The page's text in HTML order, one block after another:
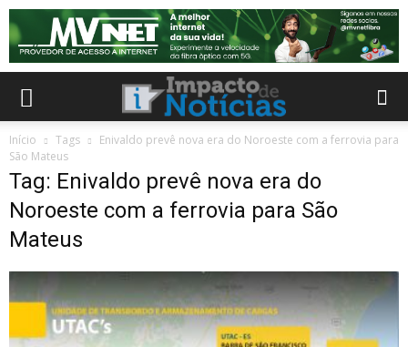
Início Tags
Enivaldo prevê nova era do Noroeste com a ferrovia para
São Mateus
Tag: Enivaldo prevê nova era do
Noroeste com a ferrovia para São
Mateus